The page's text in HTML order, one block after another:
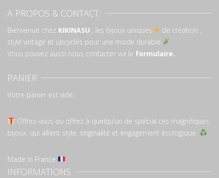
A PROPOS & CONTACT:
Bienvenue chez KIKINASU , les bijoux uniques
de création ,
style vintage et upcyclés pour une mode durable.
Vous pouvez aussi nous contacter via le formulaire.
PANIER
Votre panier est vide.
Offrez-vous ou offrez à quelqu’un de spécial ces magnifiques
bijoux, qui allient style, originalité et engagement écologique.
Made in France
INFORMATIONS